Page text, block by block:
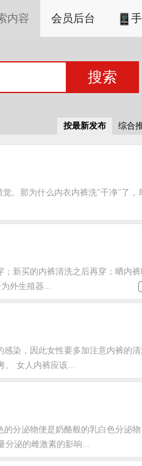
内容 会员后台
按最新发布 综合
。那为什么内衣内裤洗"干净"了
新买的内裤清洗之后再穿；晒内
外生殖器...
染，因此女性要多加注意内裤的
。 女人内裤应该...
分泌物便是奶酪般的乳白色分泌
分泌的雌激素的影响...